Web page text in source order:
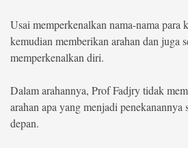
Usai memperkenalkan nama-nama para
kemudian memberikan arahan dan juga
memperkenalkan diri.
Dalam arahannya, Prof Fadjry tidak
arahan apa yang menjadi
depan.